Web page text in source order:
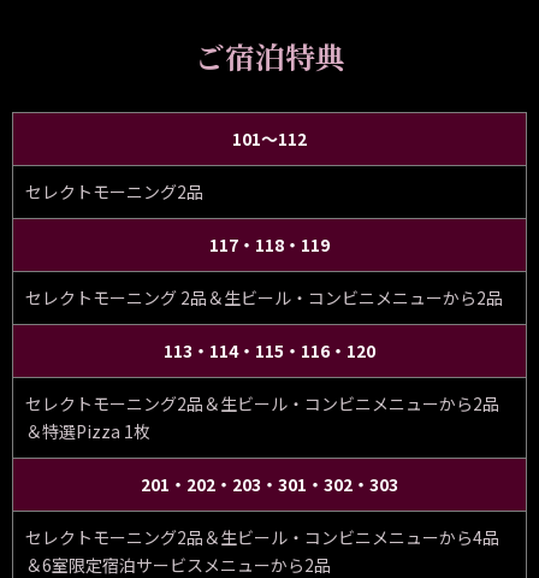
ご宿泊特典
101～112
セレクトモーニング2品
117・118・119
セレクトモーニング 2品＆生ビール・コンビニメニューから2品
113・114・115・116・120
セレクトモーニング2品＆生ビール・コンビニメニューから2品
＆特選Pizza 1枚
201・202・203・301・302・303
セレクトモーニング2品＆生ビール・コンビニメニューから4品
＆6室限定宿泊サービスメニューから2品